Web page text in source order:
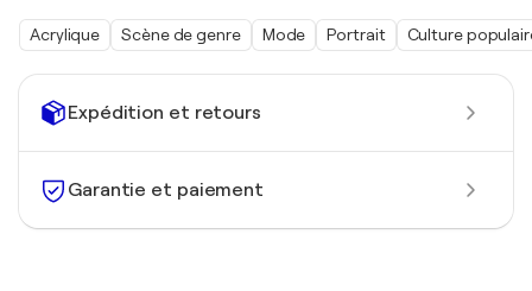
Expédition et retours
Garantie et paiement
Acrylique Scène de genre Mode Portrait Culture